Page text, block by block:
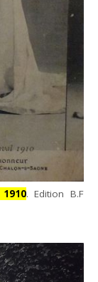
1910. Edition B.F